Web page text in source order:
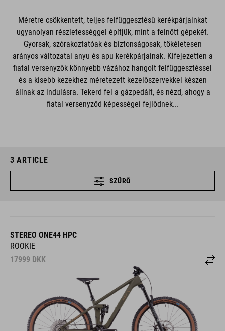
Méretre csökkentett, teljes felfüggesztésű kerékpárjainkat
ugyanolyan részletességgel építjük, mint a felnőtt gépekét.
Gyorsak, szórakoztatóak és biztonságosak, tökéletesen
arányos változatai anyu és apu kerékpárjainak. Kifejezetten a
fiatal versenyzők könnyebb vázához hangolt felfüggesztéssel
és a kisebb kezekhez méretezett kezelőszervekkel készen
állnak az indulásra. Tekerd fel a gázpedált, és nézd, ahogy a
fiatal versenyződ képességei fejlődnek...
3 ARTICLE
SZŰRŐ
STEREO ONE44 HPC
ROOKIE
17999 DKK